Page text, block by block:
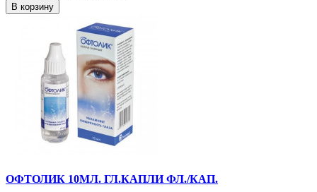
В корзину
ОФТОЛИК 10МЛ. ГЛ.КАПЛИ ФЛ./КАП.